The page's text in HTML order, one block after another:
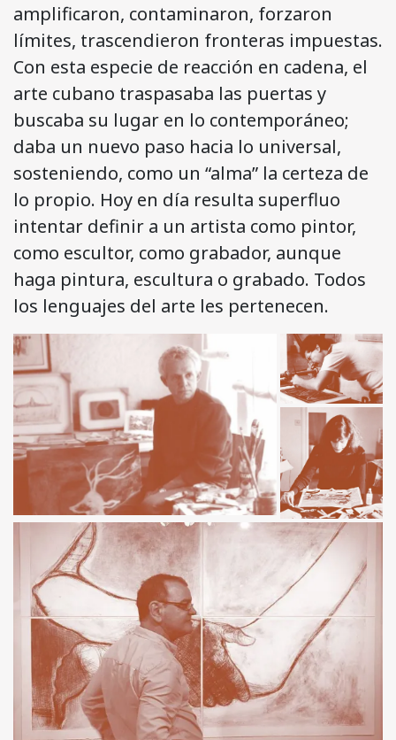
amplificaron, contaminaron, forzaron
límites, trascendieron fronteras impuestas.
Con esta especie de reacción en cadena, el
arte cubano traspasaba las puertas y
buscaba su lugar en lo contemporáneo;
daba un nuevo paso hacia lo universal,
sosteniendo, como un “alma” la certeza de
lo propio. Hoy en día resulta superfluo
intentar definir a un artista como pintor,
como escultor, como grabador, aunque
haga pintura, escultura o grabado. Todos
los lenguajes del arte les pertenecen.